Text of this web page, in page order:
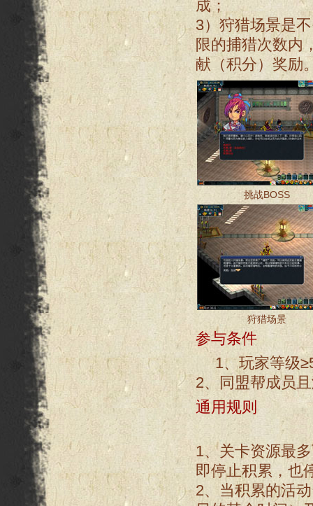
成；
3）狩猎场景是
限的捕猎次数内
献（积分）奖励
挑战BOSS
狩猎场景
参与条件
1、玩家等级
2、同盟帮成员
通用规则
1、关卡资源最
即停止积累，也
2、当积累的活